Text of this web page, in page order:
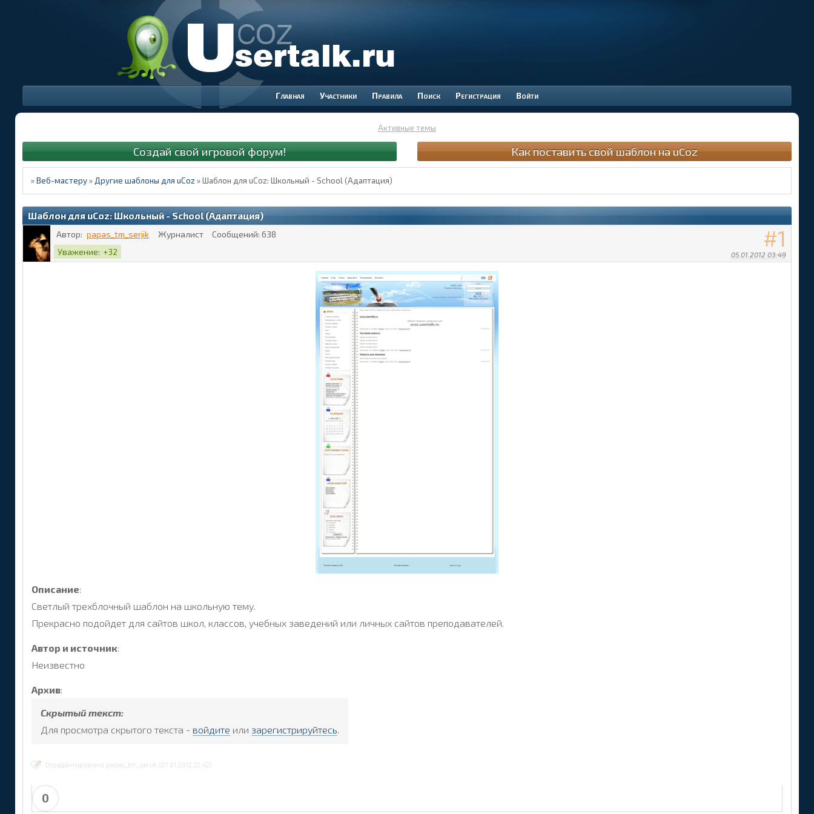
Участники Правила Поиск Регистрация Войти
Активные темы
Создай свой игровой форум! Как поставить свой шаблон на uCoz
»Веб-мастеру »Другие шаблоны для uCoz »Шаблон для uCoz: Школьный - School (Адаптация)
Шаблон для uCoz: Школьный - School (Адаптация)
1
05.01.2012 03:49
Автор: papas_tm_serjik Журналист Сообщений: 638
Уважение: +32
Описание:
Светлый трехблочный шаблон на школьную тему.
Прекрасно подойдет для сайтов школ, классов, учебных заведений или личных сайтов преподавателей.
Автор и источник:
Неизвестно
Архив:
Скрытый текст:
Для просмотра скрытого текста - войдите или зарегистрируйтесь.
Отредактировано papas_tm_serjik (07.01.2012 22:42)
0